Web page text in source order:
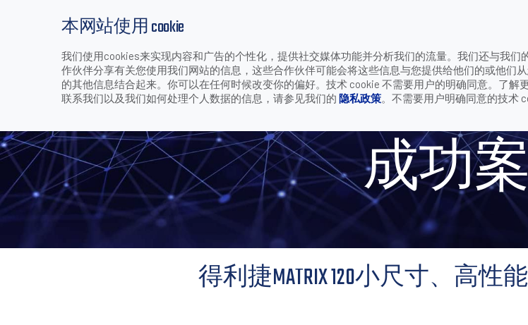
本网站使用 cookie
我们使用cookies来实现内容和广告的个性化，提供社交媒体功能并分析我们的流量。我们还与我们
作伙伴分享有关您使用我们网站的信息，这些合作伙伴可能会将这些信息与您提供给他们的或他们
的其他信息结合起来。你可以在任何时候改变你的偏好。技术 cookie 不需要用户的明确同意。了解
联系我们以及我们如何处理个人数据的信息，请参见我们的 隐私政策。不需要用户明确同意的技术
产品
行业和应用 下载 支持和服务 公司 联系我们
首页 >公司>媒体中心>成功案例 >得利捷MATRIX 120小尺寸、高性能，助力企业高效生产
成功
得利捷MATRIX 120小尺寸、高